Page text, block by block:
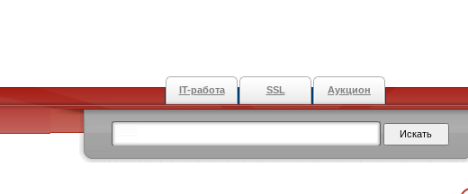
IT-работа SSL Аукцион